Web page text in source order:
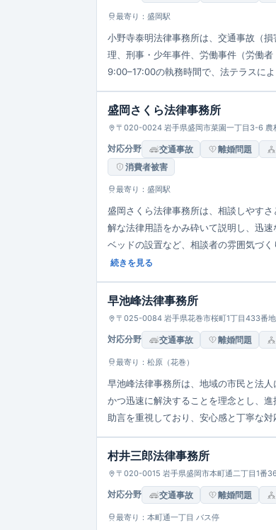
最寄り：盛岡駅
小野寺泰明法律事務所は、交通事故（
理、刑事・少年事件、労働事件（労働
9:00–17:00の執務時間で、法テラスに
盛岡さくら法律事務所
〒020-0024 岩手県盛岡市菜園一丁目3-6 農
対応分野 交通事故 離婚問題
消費者被害
最寄り：盛岡駅
盛岡さくら法律事務所は、相談しやす
解な法律用語をかみ砕いて説明し、迅
ベッドの設置など、相談者の雰囲気づ
業種とも連携して包括的な支援を提供し
続きを見る
早池峰法律事務所
〒025-0084 岩手県花巻市桜町1丁目433番
対応分野 交通事故 離婚問題
最寄り：松原（花巻）
早池峰法律事務所は、地域の市民と法
かつ迅速に解決することを理念とし、
助言を重視しており、安心感と丁寧な
村井三郎法律事務所
〒020-0015 岩手県盛岡市本町通二丁目1番
対応分野 交通事故 離婚問題
最寄り：本町通一丁目 バス停